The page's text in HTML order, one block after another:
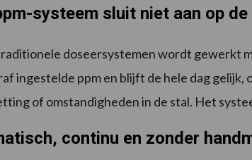
systeem sluit niet aan op
doseersystemen wordt gewerkt
ingestelde ppm en blijft de hele dag
of omstandigheden in de stal. Het
continu en zonder